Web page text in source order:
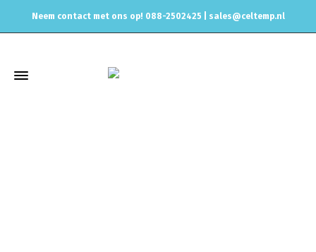
Neem contact met ons op! 088-2502425 | sales@celtemp.nl